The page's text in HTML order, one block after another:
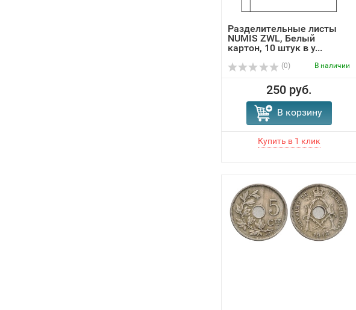
Разделительные листы
NUMIS ZWL, Белый
картон, 10 штук в у...
(0) В наличии
250 руб.
В корзину